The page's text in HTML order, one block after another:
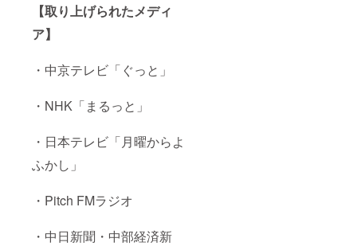
【取り上げられたメディ
ア】
・中京テレビ「ぐっと」
・NHK「まるっと」
・日本テレビ「月曜からよ
ふかし」
・Pitch FMラジオ
・中日新聞・中部経済新